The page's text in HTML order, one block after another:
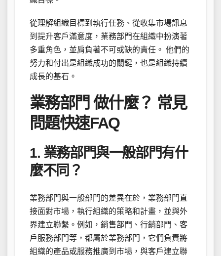
從理解組織目標到執行任務、從收集市場訊息
到提升客戶滿意度，業務部門在組織中扮演著
多重角色，並肩負著不可或缺的責任。 他們的
努力和付出是組織成功的關鍵，也是組織持續
成長的基石。
業務部門 做什麼？ 常見
問題快速FAQ
1. 業務部門與一般部門有什
麼不同？
業務部門與一般部門的差異在於，業務部門直
接面對市場，執行組織的策略和計畫，並與外
界建立聯繫。例如，銷售部門、行銷部門、客
戶服務部門等，都屬於業務部門，它們負責將
組織的產品或服務推廣到市場，與客戶建立聯